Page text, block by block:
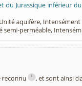
Jurassique inférieur du
aquifère,
semi-perméable,
reconnu i
, et sont ainsi